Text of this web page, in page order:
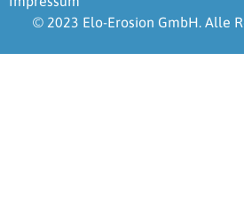
© 2023 Elo-Erosion GmbH. Alle